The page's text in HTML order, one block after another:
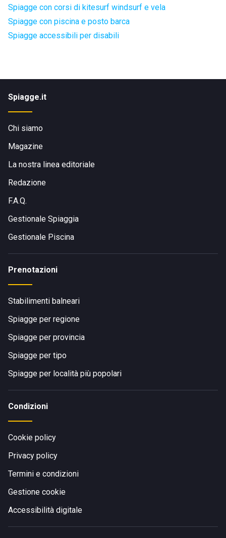
Spiagge con corsi di kitesurf windsurf e vela
Spiagge con piscina e posto barca
Spiagge accessibili per disabili
Spiagge.it
Chi siamo
Magazine
La nostra linea editoriale
Redazione
F.A.Q.
Gestionale Spiaggia
Gestionale Piscina
Prenotazioni
Stabilimenti balneari
Spiagge per regione
Spiagge per provincia
Spiagge per tipo
Spiagge per località più popolari
Condizioni
Cookie policy
Privacy policy
Termini e condizioni
Gestione cookie
Accessibilità digitale